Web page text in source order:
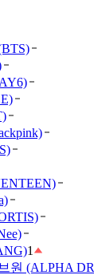
1
원 (ALPHA